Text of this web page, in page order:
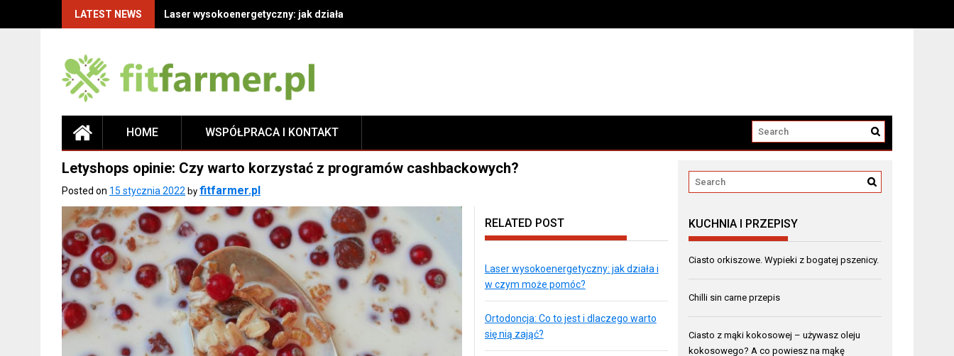
LATEST NEWS Laser wysokoenergetyczny: jak działa i w czym może pomóc?
HOME WSPÓŁPRACA I KONTAKT
Letyshops opinie: Czy warto korzystać z programów cashbackowych?
Posted on 15 stycznia 2022 by fitfarmer.pl
RELATED POST
Laser wysokoenergetyczny: jak działa i
w czym może pomóc?
Ortodoncja: Co to jest i dlaczego warto
się nią zająć?
KUCHNIA I PRZEPISY
Ciasto orkiszowe. Wypieki z bogatej pszenicy.
Chilli sin carne przepis
Ciasto z mąki kokosowej – używasz oleju
kokosowego? A co powiesz na mąkę